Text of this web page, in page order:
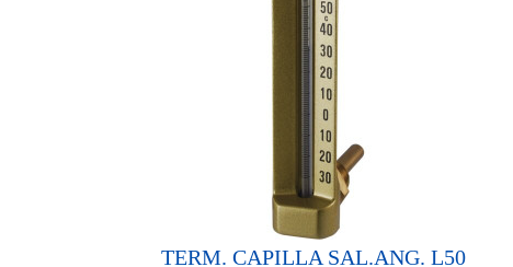
TERM. CAPILLA SAL.ANG. L50